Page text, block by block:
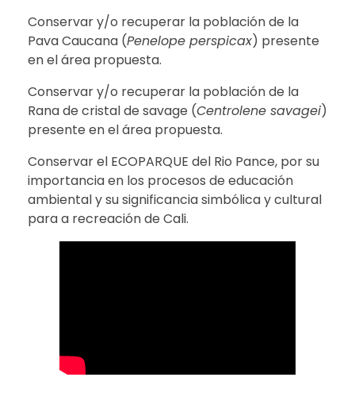
Conservar y/o recuperar la población de la
Pava Caucana (Penelope perspicax) presente
en el área propuesta.
Conservar y/o recuperar la población de la
Rana de cristal de savage (Centrolene savagei)
presente en el área propuesta.
Conservar el ECOPARQUE del Rio Pance, por su
importancia en los procesos de educación
ambiental y su significancia simbólica y cultural
para a recreación de Cali.